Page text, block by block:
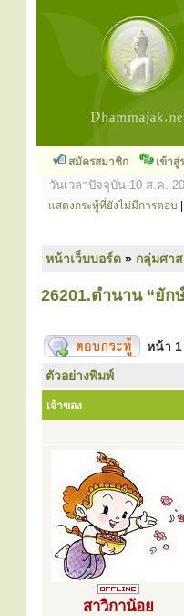
สมัครสมาชิก เข้าสู่
วันเวลาปัจจุบัน 10 ส.ค.
แสดงกระทู้ที่ยังไม่มีการตอบ
หน้าเว็บบอร์ด » กลุ่มศา
26201.ตำนาน “ยัก
หน้า 1
ตัวอย่างพิมพ์
เจ้าของ
สาวิกาน้อย